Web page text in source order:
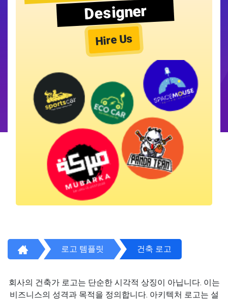
Designer
Hire Us
로고 템플릿 건축 로고
회사의 건축가 로고는 단순한 시각적 상징이 아닙니다. 이는
비즈니스의 성격과 목적을 정의합니다. 아키텍처 로고는 설